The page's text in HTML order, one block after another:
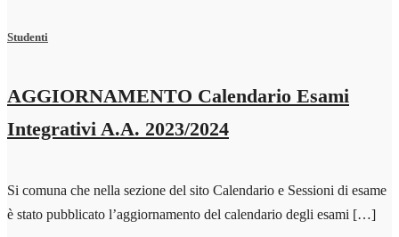
Studenti
AGGIORNAMENTO Calendario Esami
Integrativi A.A. 2023/2024
Si comuna che nella sezione del sito Calendario e Sessioni di esame
è stato pubblicato l’aggiornamento del calendario degli esami […]